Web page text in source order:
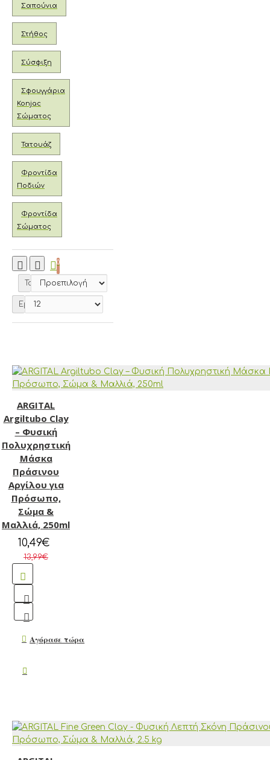
Σαπούνια
Στήθος
Σύσφιξη
Σφουγγάρια
Konjac
Σώματος
Τατουάζ
Φροντίδα
Ποδιών
Φροντίδα
Σώματος
0
Ταξινόμηση:
Εμφάνιση:
ARGITAL
Argiltubo Clay
– Φυσική
Πολυχρηστική
Μάσκα
Πράσινου
Αργίλου για
Πρόσωπο,
Σώμα &
Μαλλιά, 250ml
10,49€
13,99€
Αγόρασε τώρα